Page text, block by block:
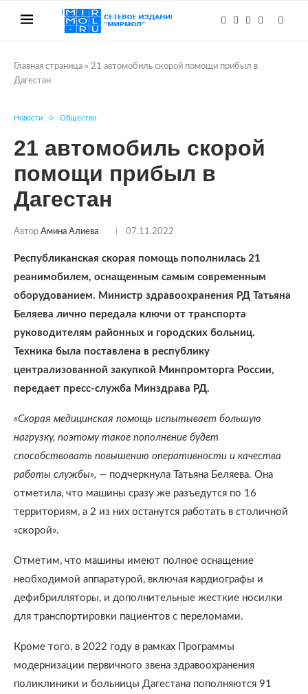
Главная страница » 21 автомобиль скорой помощи прибыл в
Дагестан
Новости Общество
21 автомобиль скорой
помощи прибыл в
Дагестан
Автор Амина Алиева 07.11.2022
Республиканская скорая помощь пополнилась 21
реанимобилем, оснащенным самым современным
оборудованием. Министр здравоохранения РД Татьяна
Беляева лично передала ключи от транспорта
руководителям районных и городских больниц.
Техника была поставлена в республику
централизованной закупкой Минпромторга России,
передает пресс-служба Минздрава РД.
«Скорая медицинская помощь испытывает большую
нагрузку, поэтому такое пополнение будет
способствовать повышению оперативности и качества
работы службы», — подчеркнула Татьяна Беляева. Она
отметила, что машины сразу же разъедутся по 16
территориям, а 2 из них останутся работать в столичной
«скорой».
Отметим, что машины имеют полное оснащение
необходимой аппаратурой, включая кардиографы и
дефибрилляторы, и дополнительные жесткие носилки
для транспортировки пациентов с переломами.
Кроме того, в 2022 году в рамках Программы
модернизации первичного звена здравоохранения
поликлиники и больницы Дагестана пополняются 91